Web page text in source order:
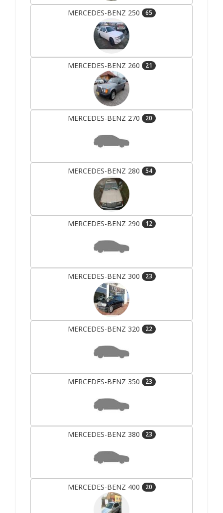
MERCEDES-BENZ 250 65
MERCEDES-BENZ 260 21
MERCEDES-BENZ 270 20
MERCEDES-BENZ 280 54
MERCEDES-BENZ 290 12
MERCEDES-BENZ 300 23
MERCEDES-BENZ 320 22
MERCEDES-BENZ 350 23
MERCEDES-BENZ 380 23
MERCEDES-BENZ 400 20